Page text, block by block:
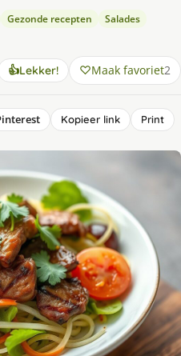
Gezonde recepten
Salades
👍Lekker! Maak favoriet2
Kopieer link Print